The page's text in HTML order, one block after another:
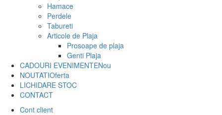
Hamace
Perdele
Tabureti
Articole de Plaja
Prosoape de plaja
Genti Plaja
CADOURI EVENIMENTENou
NOUTATIOferta
LICHIDARE STOC
CONTACT
Cont client